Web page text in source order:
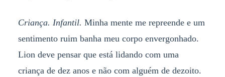
Criança. Infantil. Minha mente me repreende e um
sentimento ruim banha meu corpo envergonhado.
Lion deve pensar que está lidando com uma
criança de dez anos e não com alguém de dezoito.